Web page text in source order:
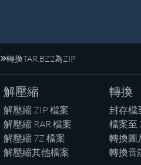
轉換TAR.BZ2為ZIP
解壓縮
解壓縮 ZIP 檔案
解壓縮 RAR 檔案
解壓縮 7Z 檔案
解壓縮其他檔案
轉換
封存檔
檔案至
轉換圖
轉換音